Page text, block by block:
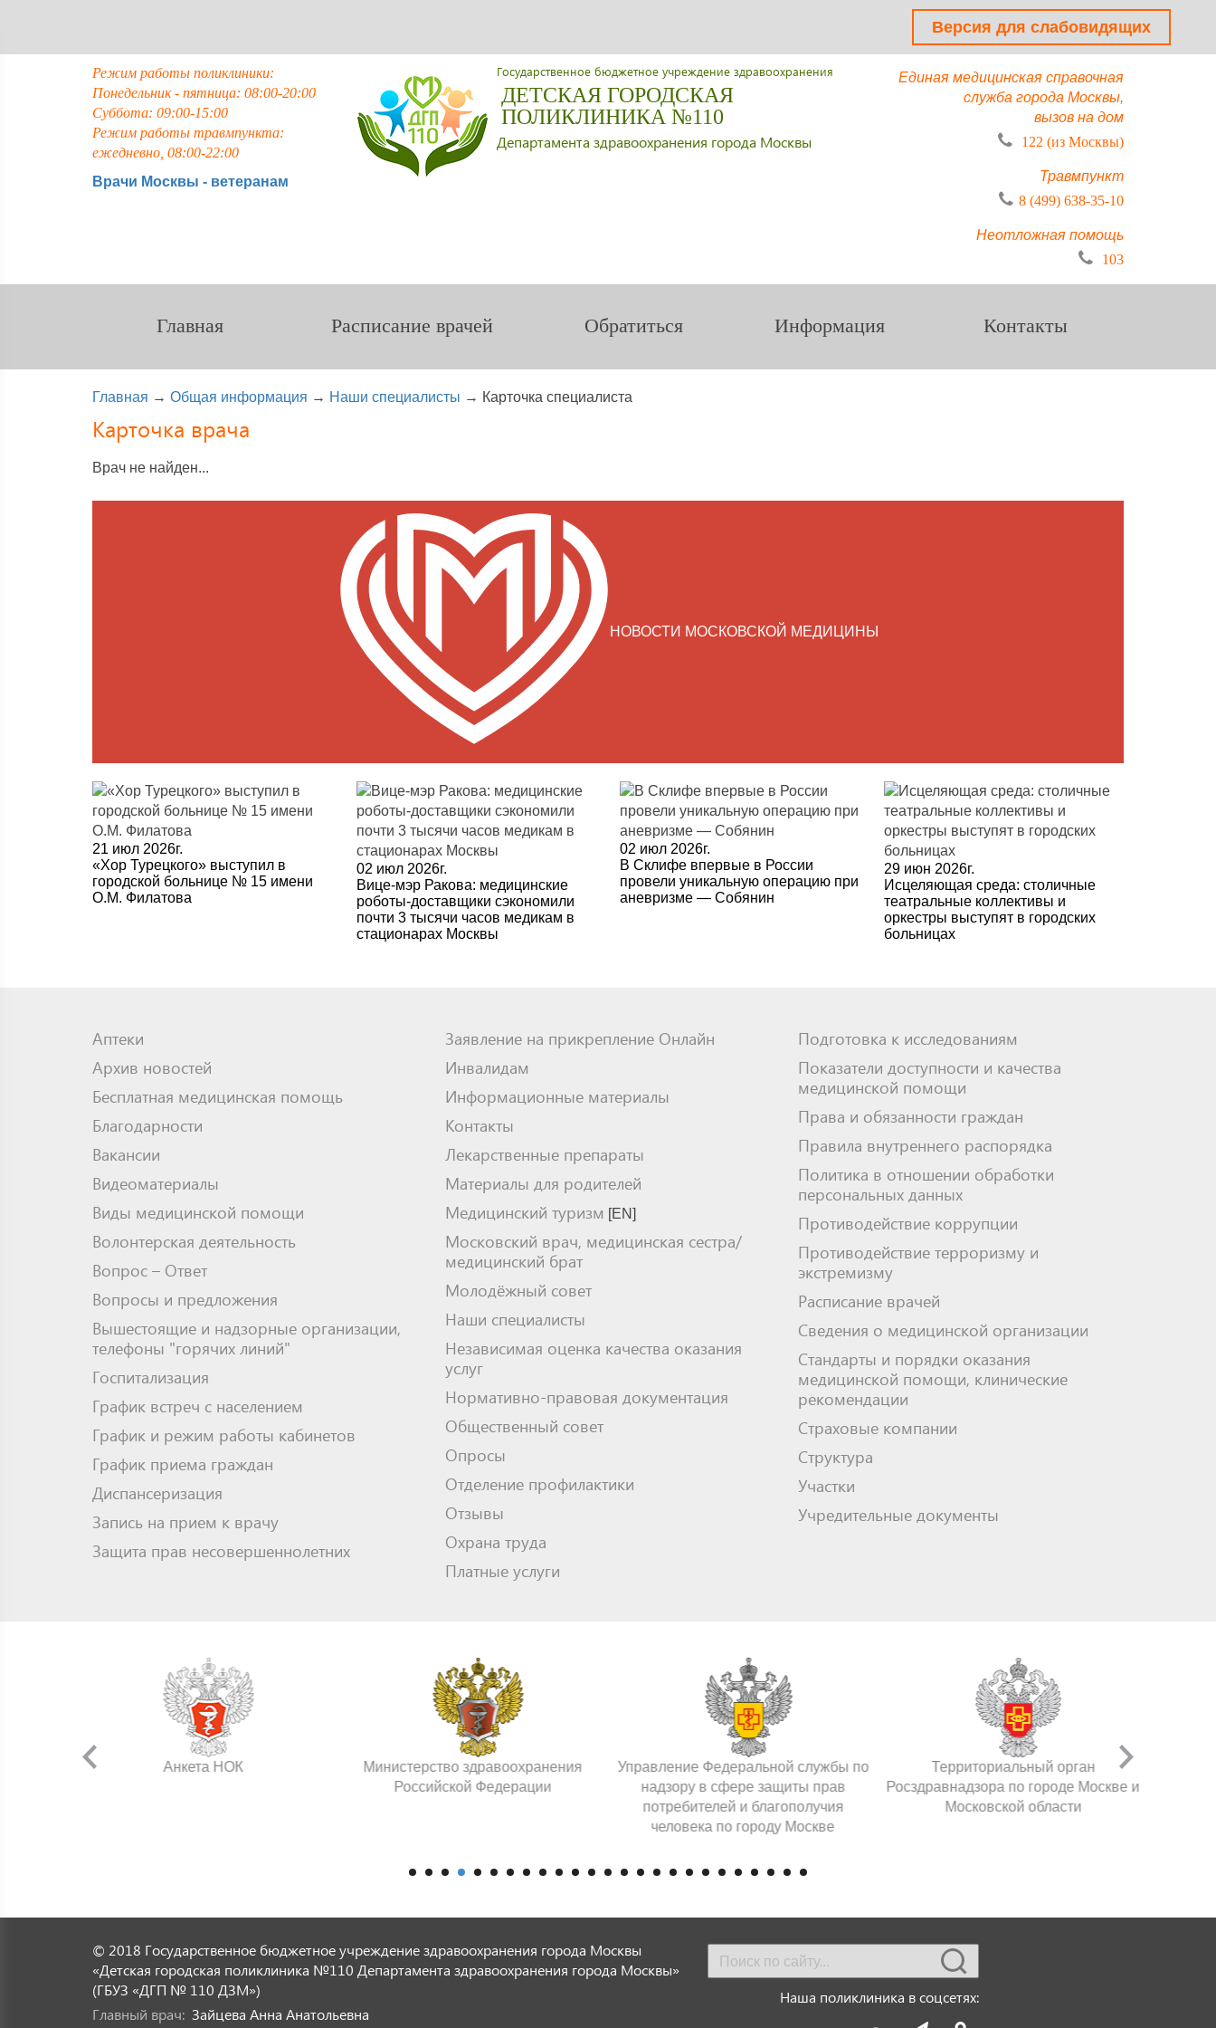
Версия для слабовидящих
Режим работы поликлиники:
Понедельник - пятница: 08:00-20:00
Суббота: 09:00-15:00
Режим работы травмпункта:
ежедневно, 08:00-22:00
Врачи Москвы - ветеранам
Государственное бюджетное учреждение здравоохранения
ДЕТСКАЯ ГОРОДСКАЯ
ПОЛИКЛИНИКА №110
Департамента здравоохранения города Москвы
Единая медицинская справочная
служба города Москвы,
вызов на дом
122 (из Москвы)
Травмпункт
8 (499) 638-35-10
Неотложная помощь
103
Главная Расписание врачей Обратиться Информация Контакты
Главная → Общая информация → Наши специалисты → Карточка специалиста
Карточка врача
Врач не найден...
НОВОСТИ МОСКОВСКОЙ МЕДИЦИНЫ
21 июл 2026г.
«Хор Турецкого» выступил в
городской больнице № 15 имени
О.М. Филатова
02 июл 2026г.
Вице-мэр Ракова: медицинские
роботы-доставщики сэкономили
почти 3 тысячи часов медикам в
стационарах Москвы
02 июл 2026г.
В Склифе впервые в России
провели уникальную операцию при
аневризме — Собянин
29 июн 2026г.
Исцеляющая среда: столичные
театральные коллективы и
оркестры выступят в городских
больницах
Аптеки
Архив новостей
Бесплатная медицинская помощь
Благодарности
Вакансии
Видеоматериалы
Виды медицинской помощи
Волонтерская деятельность
Вопрос – Ответ
Вопросы и предложения
Вышестоящие и надзорные организации,
телефоны "горячих линий"
Госпитализация
График встреч с населением
График и режим работы кабинетов
График приема граждан
Диспансеризация
Запись на прием к врачу
Защита прав несовершеннолетних
Заявление на прикрепление Онлайн
Инвалидам
Информационные материалы
Контакты
Лекарственные препараты
Материалы для родителей
Медицинский туризм [EN]
Московский врач, медицинская сестра/
медицинский брат
Молодёжный совет
Наши специалисты
Независимая оценка качества оказания
услуг
Нормативно-правовая документация
Общественный совет
Опросы
Отделение профилактики
Отзывы
Охрана труда
Платные услуги
Подготовка к исследованиям
Показатели доступности и качества
медицинской помощи
Права и обязанности граждан
Правила внутреннего распорядка
Политика в отношении обработки
персональных данных
Противодействие коррупции
Противодействие терроризму и
экстремизму
Расписание врачей
Сведения о медицинской организации
Стандарты и порядки оказания
медицинской помощи, клинические
рекомендации
Страховые компании
Структура
Участки
Учредительные документы
Анкета НОК
Министерство здравоохранения
Российской Федерации
Управление Федеральной службы по
надзору в сфере защиты прав
потребителей и благополучия
человека по городу Москве
Территориальный орган
Росздравнадзора по городе Москве и
Московской области
© 2018 Государственное бюджетное учреждение здравоохранения города Москвы
«Детская городская поликлиника №110 Департамента здравоохранения города Москвы»
(ГБУЗ «ДГП № 110 ДЗМ»)
Главный врач: Зайцева Анна Анатольевна
Наша поликлиника в соцсетях: